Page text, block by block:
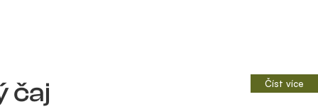
čaj Číst více